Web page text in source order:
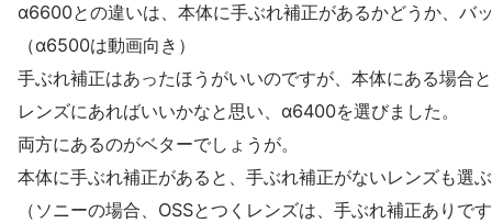
α6600との違いは、本体に手ぶれ補正があるかどうか、バ
（α6500は動画向き）
手ぶれ補正はあったほうがいいのですが、本体にある場合
レンズにあればいいかなと思い、α6400を選びました。
両方にあるのがベターでしょうが。
本体に手ぶれ補正があると、手ぶれ補正がないレンズも選
（ソニーの場合、OSSとつくレンズは、手ぶれ補正ありで